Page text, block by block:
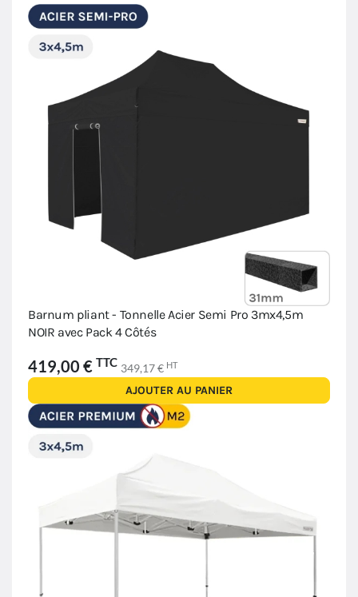
Barnum pliant - Tonnelle Acier Semi Pro 3mx4,5m
NOIR avec Pack 4 Côtés
419,00 € TTC 349,17 € HT
AJOUTER AU PANIER